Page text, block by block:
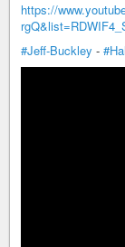
https://
#Jeff-Buckley -